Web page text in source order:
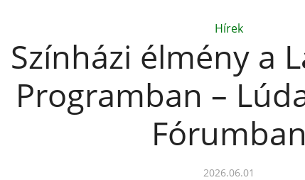
Hírek
Színházi élmény a
Programban –
Fórumban
2026.06.01